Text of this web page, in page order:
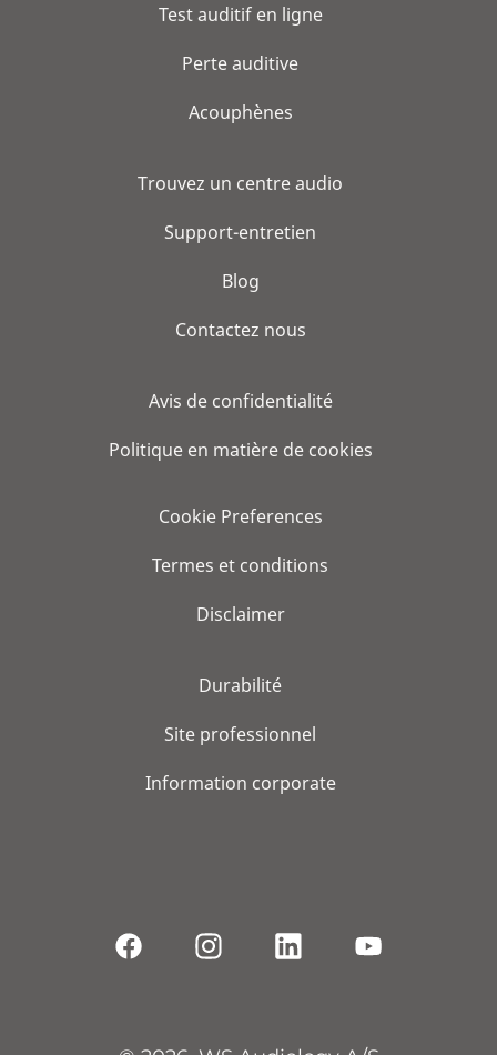
Test auditif en ligne
Perte auditive
Acouphènes
Trouvez un centre audio
Support-entretien
Blog
Contactez nous
Avis de confidentialité
Politique en matière de cookies
Cookie Preferences
Termes et conditions
Disclaimer
Durabilité
Site professionnel
Information corporate